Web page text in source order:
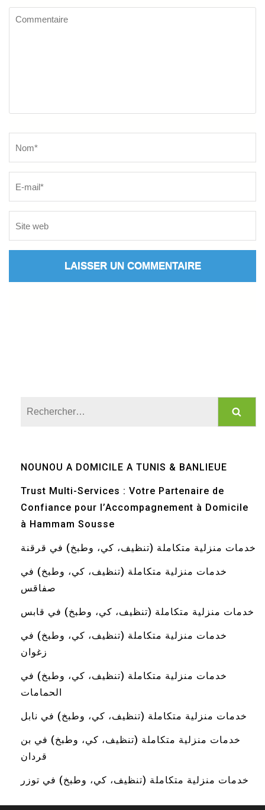
Commentaire
NOUNOU A DOMICILE A TUNIS & BANLIEUE
Trust Multi-Services : Votre Partenaire de
Confiance pour l’Accompagnement à Domicile
à Hammam Sousse
خدمات منزلية متكاملة (تنظيف، كي، وطبخ) في قرقنة
خدمات منزلية متكاملة (تنظيف، كي، وطبخ) في
صفاقس
خدمات منزلية متكاملة (تنظيف، كي، وطبخ) في قابس
خدمات منزلية متكاملة (تنظيف، كي، وطبخ) في
زغوان
خدمات منزلية متكاملة (تنظيف، كي، وطبخ) في
الحمامات
خدمات منزلية متكاملة (تنظيف، كي، وطبخ) في نابل
خدمات منزلية متكاملة (تنظيف، كي، وطبخ) في بن
قردان
خدمات منزلية متكاملة (تنظيف، كي، وطبخ) في توزر